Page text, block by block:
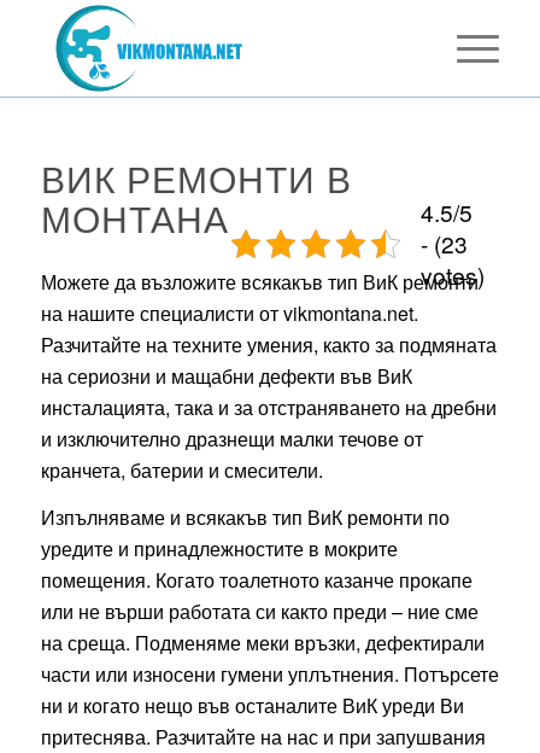
ВИК РЕМОНТИ В
МОНТАНА
Можете да възложите всякакъв тип ВиК ремонти
на нашите специалисти от vikmontana.net.
Разчитайте на техните умения, както за подмяната
на сериозни и мащабни дефекти във ВиК
инсталацията, така и за отстраняването на дребни
и изключително дразнещи малки течове от
кранчета, батерии и смесители.
Изпълняваме и всякакъв тип ВиК ремонти по
уредите и принадлежностите в мокрите
помещения. Когато тоалетното казанче прокапе
или не върши работата си както преди – ние сме
на среща. Подменяме меки връзки, дефектирали
части или износени гумени уплътнения. Потърсете
ни и когато нещо във останалите ВиК уреди Ви
притеснява. Разчитайте на нас и при запушвания
4.5/5
- (23
votes)